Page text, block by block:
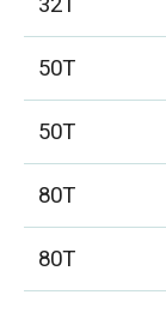
50T
50T
80T
80T